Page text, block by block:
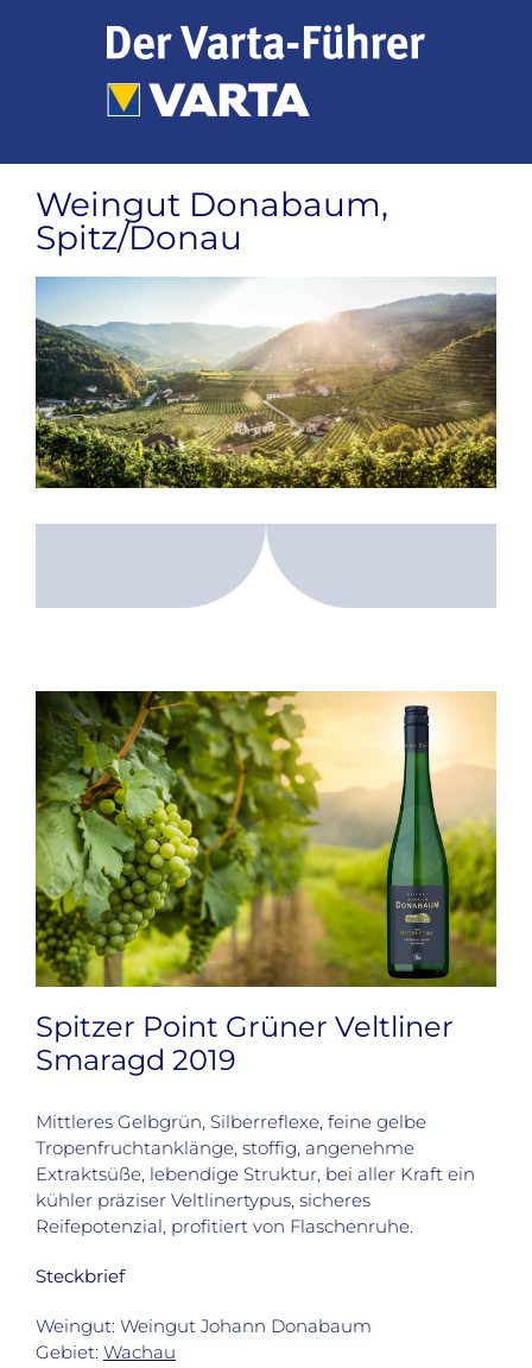
Weingut Donabaum,
Spitz/Donau
Zeige
grösseres
Bild
Spitzer Point Grüner Veltliner
Smaragd 2019
Mittleres Gelbgrün, Silberreflexe, feine gelbe
Tropenfruchtanklänge, stoffig, angenehme
Extraktsüße, lebendige Struktur, bei aller Kraft ein
kühler präziser Veltlinertypus, sicheres
Reifepotenzial, profitiert von Flaschenruhe.
Steckbrief
Weingut: Weingut Johann Donabaum
Gebiet: Wachau